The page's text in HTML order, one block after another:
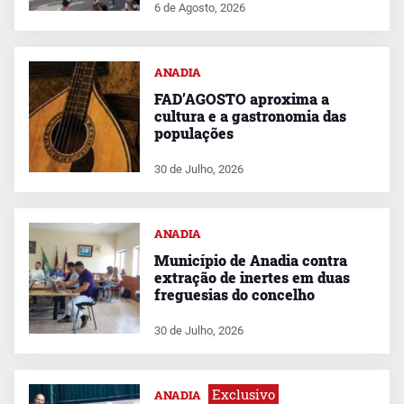
6 de Agosto, 2026
ANADIA
FAD’AGOSTO aproxima a
cultura e a gastronomia das
populações
30 de Julho, 2026
ANADIA
Município de Anadia contra
extração de inertes em duas
freguesias do concelho
30 de Julho, 2026
ANADIA Exclusivo